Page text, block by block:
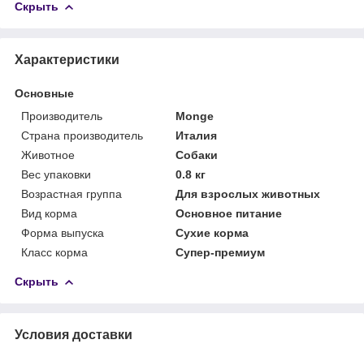
Скрыть
Характеристики
Основные
Производитель
Monge
Страна производитель
Италия
Животное
Собаки
Вес упаковки
0.8 кг
Возрастная группа
Для взрослых животных
Вид корма
Основное питание
Форма выпуска
Сухие корма
Класс корма
Супер-премиум
Скрыть
Условия доставки